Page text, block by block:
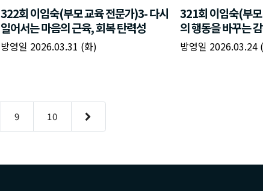
322회 이임숙(부모 교육 전문가)3- 다시
일어서는 마음의 근육, 회복 탄력성
방영일 2026.03.31 (화)
321회 이임숙(부
의 행동을 바꾸는
방영일 2026.03.24
9 10